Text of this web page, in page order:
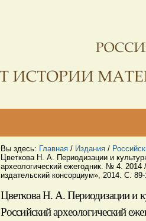
Вы здесь: Главная / Издания /
Цветкова Н. А. Периодизации и
археологический ежегодник. № 4.
издательский консорциум», 2014. С. 89-
Цветкова Н. А. Периодизации и
Российский археологический